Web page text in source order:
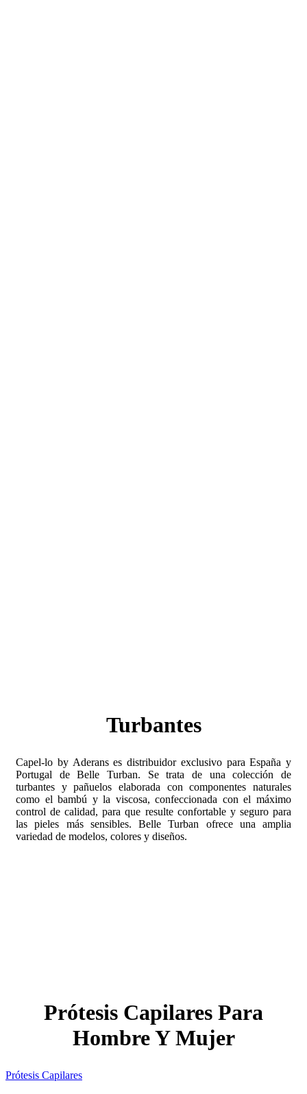
Turbantes
Capel-lo by Aderans es distribuidor exclusivo para España y
Portugal de Belle Turban. Se trata de una colección de
turbantes y pañuelos elaborada con componentes naturales
como el bambú y la viscosa, confeccionada con el máximo
control de calidad, para que resulte confortable y seguro para
las pieles más sensibles. Belle Turban ofrece una amplia
variedad de modelos, colores y diseños.
Prótesis Capilares Para
Hombre Y Mujer
Prótesis Capilares